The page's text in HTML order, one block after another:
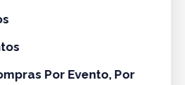
Por Evento, Por